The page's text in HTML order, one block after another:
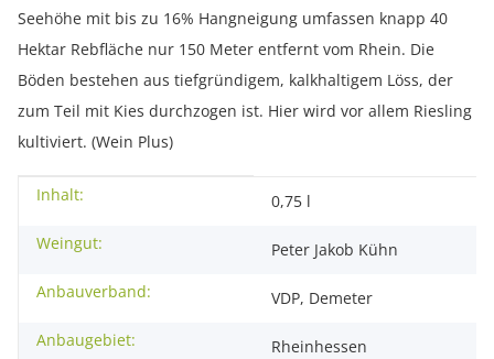
Seehöhe mit bis zu 16% Hangneigung umfassen knapp 40
Hektar Rebfläche nur 150 Meter entfernt vom Rhein. Die
Böden bestehen aus tiefgründigem, kalkhaltigem Löss, der
zum Teil mit Kies durchzogen ist. Hier wird vor allem Riesling
kultiviert. (Wein Plus)
Produkteigenschaft
Wert
Inhalt:
0,75 l
Weingut:
Peter Jakob Kühn
Anbauverband:
VDP, Demeter
Anbaugebiet:
Rheinhessen